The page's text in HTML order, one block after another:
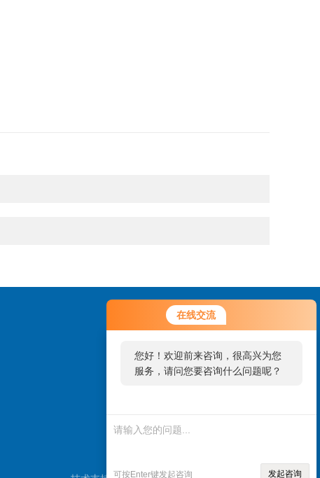
在线交流
您好！欢迎前来咨询，很高兴为您
服务，请问您要咨询什么问题呢？
可按Enter键发起咨询 发起咨询
扫码加微信